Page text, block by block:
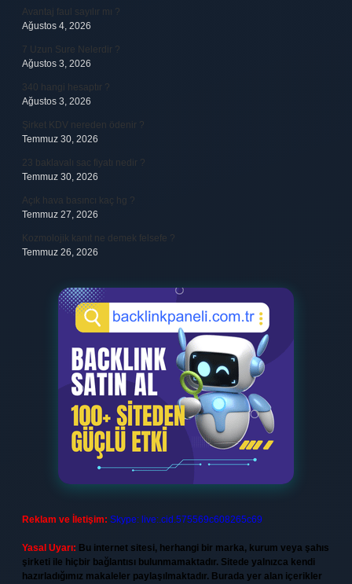
Avantaj faul sayılır mı ?
Ağustos 4, 2026
7 Uzun Sure Nelerdir ?
Ağustos 3, 2026
340 hangi hesaptır ?
Ağustos 3, 2026
Şirket KDV nereden ödenir ?
Temmuz 30, 2026
23 baklavalı sac fiyatı nedir ?
Temmuz 30, 2026
Açık hava basıncı kaç hg ?
Temmuz 27, 2026
Kozmolojik kanıt ne demek felsefe ?
Temmuz 26, 2026
Reklam ve İletişim: Skype: live:.cid.575569c608265c69
Yasal Uyarı: Bu internet sitesi, herhangi bir marka, kurum veya şahıs
şirketi ile hiçbir bağlantısı bulunmamaktadır. Sitede yalnızca kendi
hazırladığımız makaleler paylaşılmaktadır. Burada yer alan içerikler